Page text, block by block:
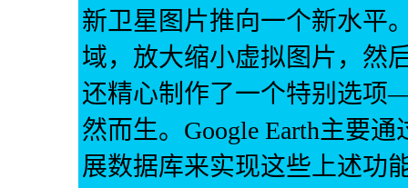
新卫星图片推向一个新水平
域，放大缩小虚拟图片，然
还精心制作了一个特别选
然而生。Google Earth主要
展数据库来实现这些上述功